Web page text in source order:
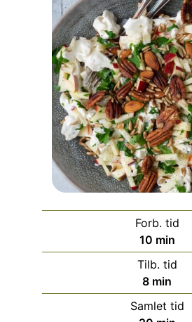
Forb. tid
10minutter
min
Tilb. tid
8minutter
min
Samlet tid